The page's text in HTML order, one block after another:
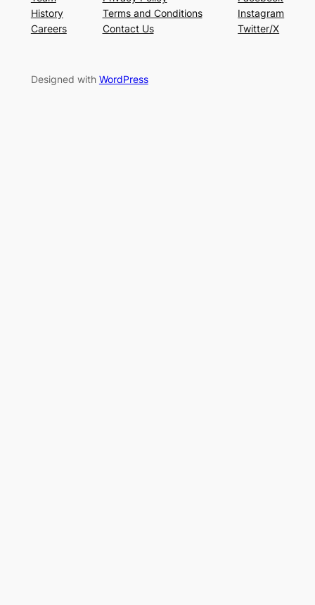
History
Careers
Terms and Conditions
Contact Us
Instagram
Twitter/X
Designed with WordPress